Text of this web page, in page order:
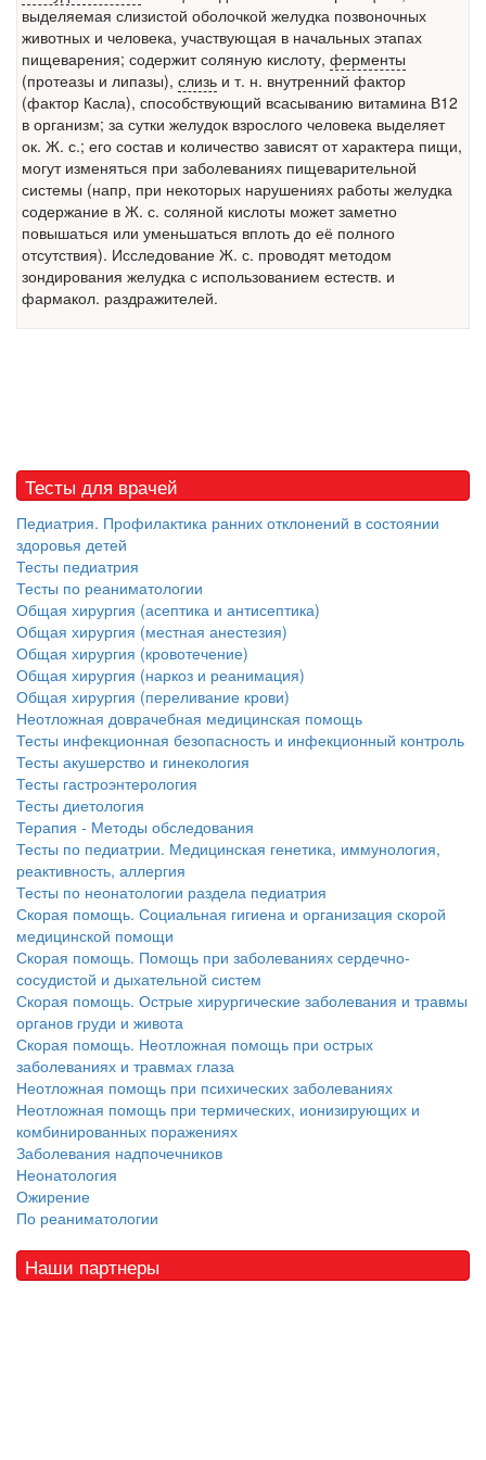
Местная анестезия развивает кардиотоксичность
Федеральная служба по
надзору в сфере
здравоохранения озвучила
тревожную статистику. Она
касаются увеличения риска
острой кардиотоксичности и
роста сопутствующих
осложнений от...
Закон о праве родителей находиться с детьми в
реанимации внесен в Госдуму
родителей в
больничной палате
бесплатно, в течении всего срока лечения...
выделяемая слизистой оболочкой желудка позвоночных
животных и человека, участвующая в начальных этапах
пищеварения; содержит соляную кислоту, ферменты
(протеазы и липазы), слизь и т. н. внутренний фактор
(фактор Касла), способствующий всасыванию витамина В12
в организм; за сутки желудок взрослого человека выделяет
ок. Ж. с.; его состав и количество зависят от характера пищи,
могут изменяться при заболеваниях пищеварительной
системы (напр, при некоторых нарушениях работы желудка
содержание в Ж. с. соляной кислоты может заметно
повышаться или уменьшаться вплоть до её полного
отсутствия). Исследование Ж. с. проводят методом
зондирования желудка с использованием естеств. и
фармакол. раздражителей.
Тесты для врачей
Педиатрия. Профилактика ранних отклонений в состоянии
здоровья детей
Тесты педиатрия
Тесты по реаниматологии
Общая хирургия (асептика и антисептика)
Общая хирургия (местная анестезия)
Общая хирургия (кровотечение)
Общая хирургия (наркоз и реанимация)
Общая хирургия (переливание крови)
Неотложная доврачебная медицинская помощь
Тесты инфекционная безопасность и инфекционный контроль
Тесты акушерство и гинекология
Тесты гастроэнтерология
Тесты диетология
Терапия - Методы обследования
Тесты по педиатрии. Медицинская генетика, иммунология,
реактивность, аллергия
Тесты по неонатологии раздела педиатрия
Скорая помощь. Социальная гигиена и организация скорой
медицинской помощи
Скорая помощь. Помощь при заболеваниях сердечно-
сосудистой и дыхательной систем
Скорая помощь. Острые хирургические заболевания и травмы
органов груди и живота
Скорая помощь. Неотложная помощь при острых
заболеваниях и травмах глаза
Неотложная помощь при психических заболеваниях
Неотложная помощь при термических, ионизирующих и
комбинированных поражениях
Заболевания надпочечников
Неонатология
Ожирение
По реаниматологии
Наши партнеры